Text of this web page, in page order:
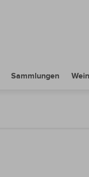
Sammlungen